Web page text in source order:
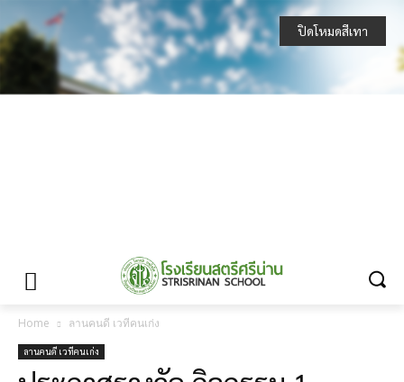
Home ลานคนดี เวทีคนเก่ง
ลานคนดี เวทีคนเก่ง
ปิดโหมดสีเทา